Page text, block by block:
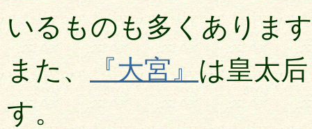
いるものも多くありま
また、『大宮』は皇太
す。